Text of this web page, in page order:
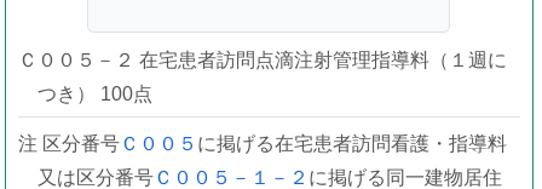
Ｃ００５－２ 在宅患者訪問点滴注射管理指導料（１週に
つき） 100点
注 区分番号Ｃ００５ に掲げる在宅患者訪問看護・指導料
又は区分番号Ｃ００５－１－２ に掲げる同一建物居住